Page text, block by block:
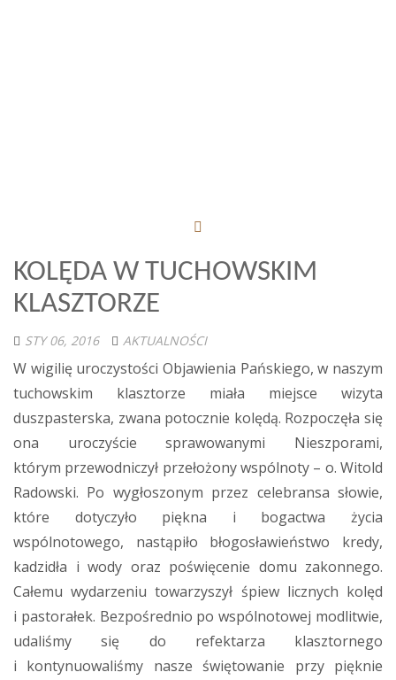
KOLĘDA W TUCHOWSKIM
KLASZTORZE
STY 06, 2016 AKTUALNOŚCI
W wigilię uroczystości Objawienia Pańskiego, w naszym
tuchowskim klasztorze miała miejsce wizyta
duszpasterska, zwana potocznie kolędą. Rozpoczęła się
ona uroczyście sprawowanymi Nieszporami,
którym przewodniczył przełożony wspólnoty – o. Witold
Radowski. Po wygłoszonym przez celebransa słowie,
które dotyczyło piękna i bogactwa życia
wspólnotowego, nastąpiło błogosławieństwo kredy,
kadzidła i wody oraz poświęcenie domu zakonnego.
Całemu wydarzeniu towarzyszył śpiew licznych kolęd
i pastorałek. Bezpośrednio po wspólnotowej modlitwie,
udaliśmy się do refektarza klasztornego
i kontynuowaliśmy nasze świętowanie przy pięknie